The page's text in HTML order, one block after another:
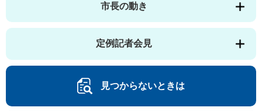
市長の動き
定例記者会見
見つからないときは